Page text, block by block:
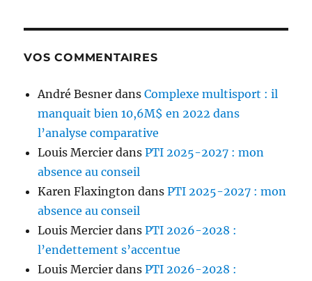
VOS COMMENTAIRES
André Besner dansComplexe multisport : il
manquait bien 10,6M$ en 2022 dans
l’analyse comparative
Louis Mercier dansPTI 2025-2027 : mon
absence au conseil
Karen Flaxington dansPTI 2025-2027 : mon
absence au conseil
Louis Mercier dansPTI 2026-2028 :
l’endettement s’accentue
Louis Mercier dansPTI 2026-2028 :